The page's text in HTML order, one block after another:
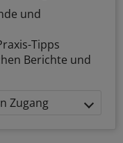
und
Tipps
Berichte und
Zugang